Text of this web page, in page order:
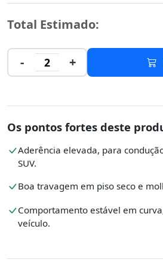
Total Estimado:
- 2 +
Os pontos fortes deste
Aderência elevada, para
SUV.
Boa travagem em piso seco e
Comportamento estável em
veículo.